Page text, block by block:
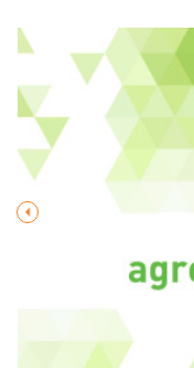
Poruka